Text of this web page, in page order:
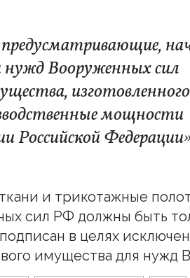
нужд Вооруженных сил
изготовленного
мощности
Российской
и трикотажные
сил РФ должны быть
в целях
имущества для нужд